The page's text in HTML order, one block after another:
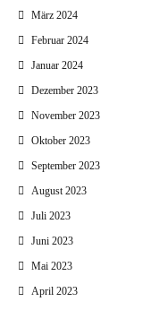
März 2024
Februar 2024
Januar 2024
Dezember 2023
November 2023
Oktober 2023
September 2023
August 2023
Juli 2023
Juni 2023
Mai 2023
April 2023